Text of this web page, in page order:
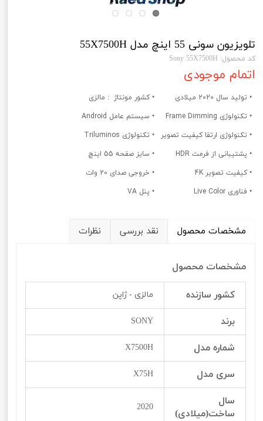
تلویزیون سونی 55 اینچ مدل 55X7500H
کد محصول: Sony 55X7500H
اتمام موجودی
• تولید سال 2020 میلادی
• کشور مونتاژ : مالزی
• تکنولوژی Frame Dimming
• سیستم عامل Android
• تکنولوژی ارتقا کیفیت تصویر
• تکنولوژی Triluminos
• پشتیبانی از فرمت HDR
• سایز صفحه 55 اینچ
• کیفیت تصویر 4K
• خروجی صدای 20 وات
• فناوری Live Color
• پنل VA
مشخصات محصول نقد بررسی نظرات
مشخصات محصول
کشور سازنده مالزی - ژاپن
برند SONY
شماره مدل X7500H
سری مدل X75H
سال
ساخت(میلادی)
2020